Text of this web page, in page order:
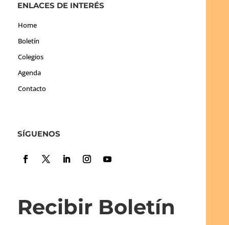
ENLACES DE INTERÉS
Home
Boletín
Colegios
Agenda
Contacto
SÍGUENOS
Recibir Boletín